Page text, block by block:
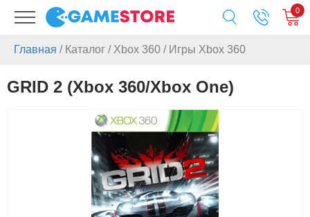
0
Главная / Каталог / Xbox 360 / Игры Xbox 360
GRID 2 (Xbox 360/Xbox One)